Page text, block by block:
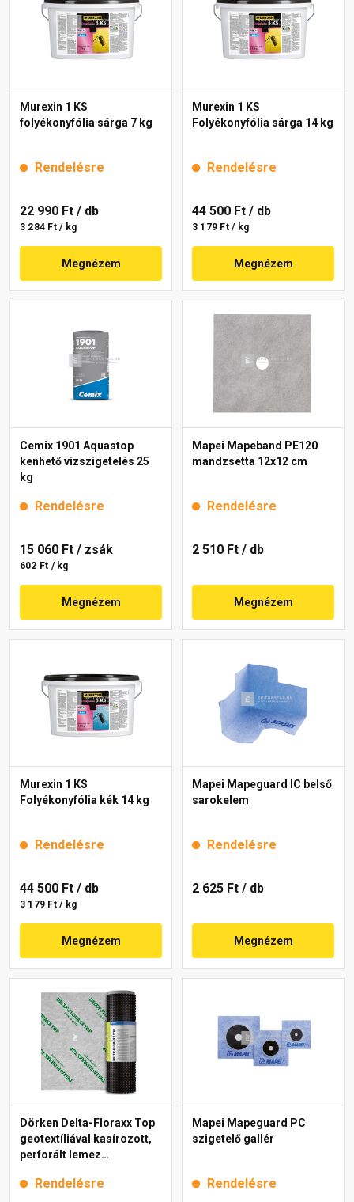
Murexin 1 KS
folyékonyfólia sárga 7 kg
Rendelésre
22 990 Ft / db
3 284 Ft / kg
Megnézem
Murexin 1 KS
Folyékonyfólia sárga 14 kg
Rendelésre
44 500 Ft / db
3 179 Ft / kg
Megnézem
Cemix 1901 Aquastop
kenhető vízszigetelés 25
kg
Rendelésre
15 060 Ft / zsák
602 Ft / kg
Megnézem
Mapei Mapeband PE120
mandzsetta 12x12 cm
Rendelésre
2 510 Ft / db
Megnézem
Murexin 1 KS
Folyékonyfólia kék 14 kg
Rendelésre
44 500 Ft / db
3 179 Ft / kg
Megnézem
Mapei Mapeguard IC belső
sarokelem
Rendelésre
2 625 Ft / db
Megnézem
Dörken Delta-Floraxx Top
geotextíliával kasírozott,
perforált lemez
Rendelésre
Mapei Mapeguard PC
szigetelő gallér
Rendelésre